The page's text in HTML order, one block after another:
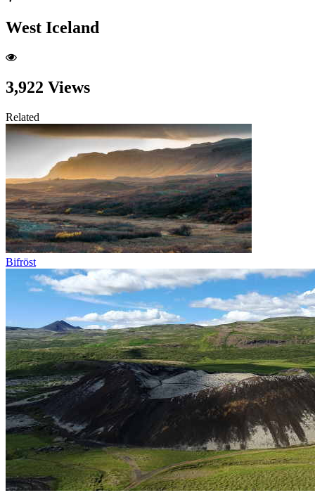
West Iceland
3,922 Views
Related
Bifröst